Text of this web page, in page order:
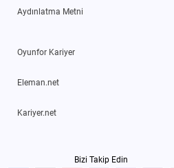
Aydınlatma Metni
Oyunfor Kariyer
Eleman.net
Kariyer.net
Bizi Takip Edin